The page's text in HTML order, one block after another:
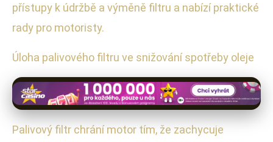
přístupy k údržbě a výměně filtru a nabízí praktické
rady pro motoristy.
Úloha palivového filtru ve snižování spotřeby oleje
Palivový filtr chrání motor tím, že zachycuje